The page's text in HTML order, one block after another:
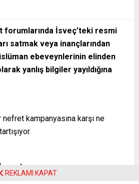
forumlarında İsveç’teki resmi
satmak veya inançlarından
ebeveynlerinin elinden
yanlış bilgiler yayıldığına
kampanyasına karşı ne
REKLAMI KAPAT